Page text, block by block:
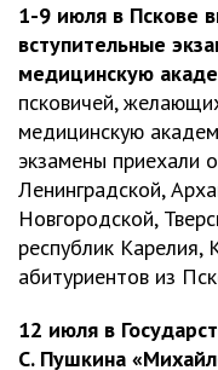
1-9 июля в Пскове
вступительные
медицинскую
псковичей,
медицинскую
экзамены приехали
Ленинградской,
Новгородской,
республик
абитуриентов из
12 июля в
С. Пушкина